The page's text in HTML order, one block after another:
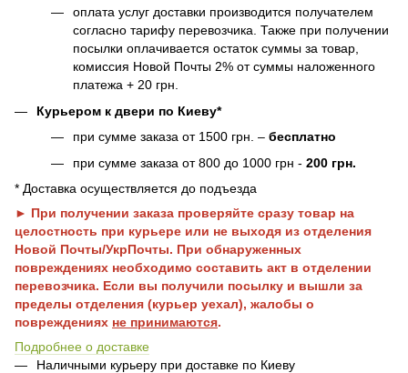
оплата услуг доставки производится получателем
согласно тарифу перевозчика. Также при получении
посылки оплачивается остаток суммы за товар,
комиссия Новой Почты 2% от суммы наложенного
платежа + 20 грн.
Курьером к двери по Киеву*
при сумме заказа от 1500 грн. – бесплатно
при сумме заказа от 800 до 1000 грн - 200 грн.
* Доставка осуществляется до подъезда
► При получении заказа проверяйте сразу товар на
целостность при курьере или не выходя из отделения
Новой Почты/УкрПочты. При обнаруженных
повреждениях необходимо составить акт в отделении
перевозчика. Если вы получили посылку и вышли за
пределы отделения (курьер уехал), жалобы о
повреждениях не принимаются.
Подробнее о доставке
Наличными курьеру при доставке по Киеву